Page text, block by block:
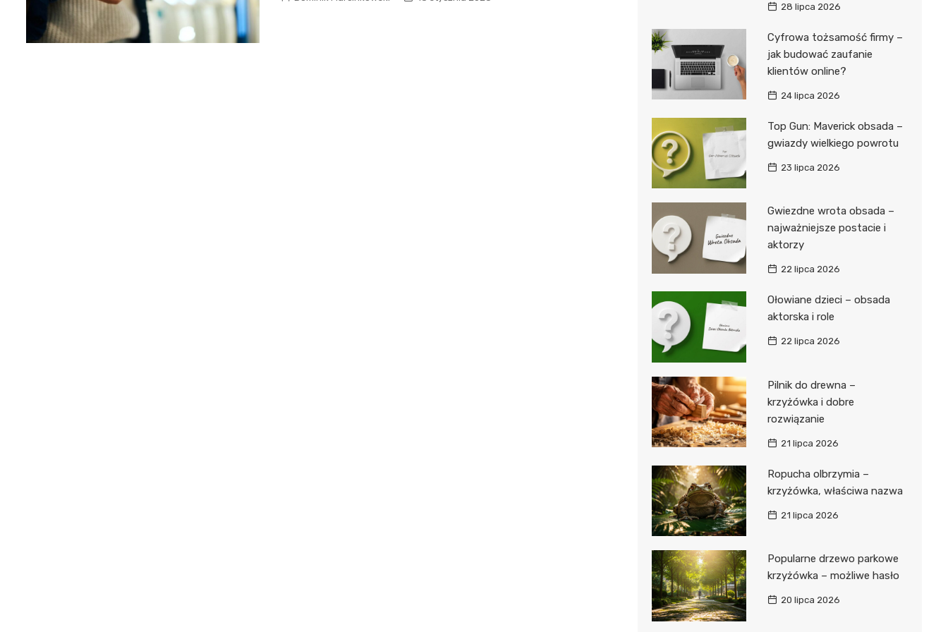
28 lipca 2026
Cyfrowa tożsamość firmy –
jak budować zaufanie
klientów online?
24 lipca 2026
Top Gun: Maverick obsada –
gwiazdy wielkiego powrotu
23 lipca 2026
Gwiezdne wrota obsada –
najważniejsze postacie i
aktorzy
22 lipca 2026
Ołowiane dzieci – obsada
aktorska i role
22 lipca 2026
Pilnik do drewna –
krzyżówka i dobre
rozwiązanie
21 lipca 2026
Ropucha olbrzymia –
krzyżówka, właściwa nazwa
21 lipca 2026
Popularne drzewo parkowe
krzyżówka – możliwe hasło
20 lipca 2026